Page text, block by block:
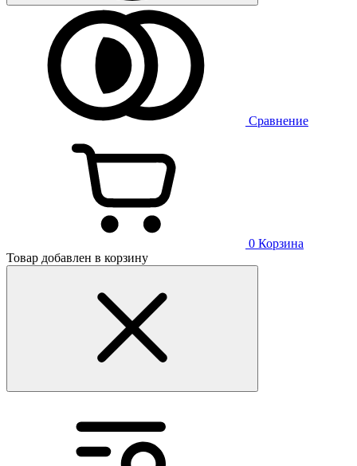
Сравнение
0 Корзина
Товар добавлен в корзину